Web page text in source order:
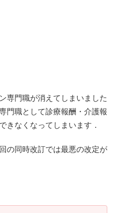
専門職が消えてしまいました
門職として診療報酬・介護報
きなくなってしまいます．
同時改訂では最悪の改定が